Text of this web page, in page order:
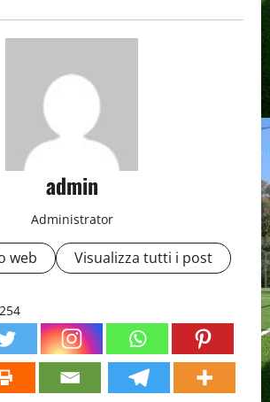
admin
Administrator
web Visualizza tutti i post
254